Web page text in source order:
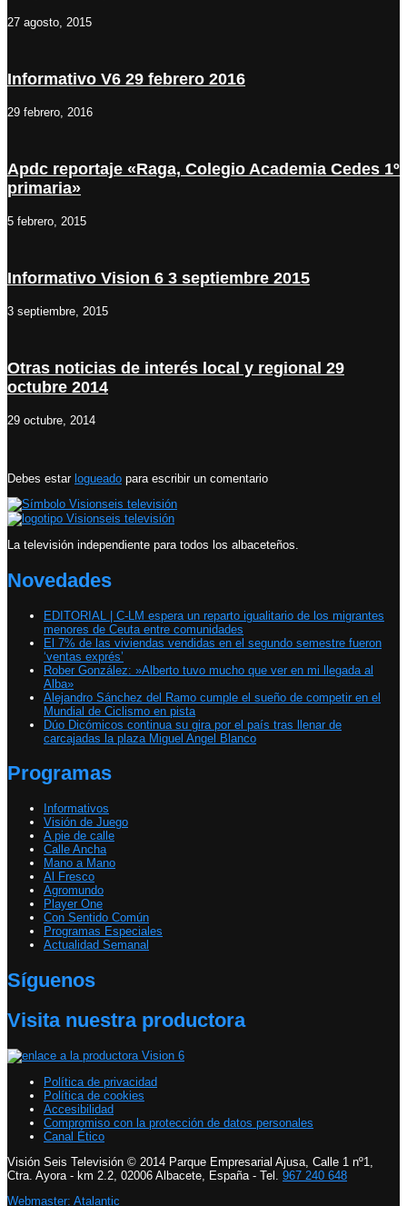
27 agosto, 2015
Informativo V6 29 febrero 2016
29 febrero, 2016
Apdc reportaje «Raga, Colegio Academia Cedes 1º
primaria»
5 febrero, 2015
Informativo Vision 6 3 septiembre 2015
3 septiembre, 2015
Otras noticias de interés local y regional 29
octubre 2014
29 octubre, 2014
Debes estar logueado para escribir un comentario
La televisión independiente para todos los albaceteños.
Novedades
EDITORIAL | C-LM espera un reparto igualitario de los migrantes
menores de Ceuta entre comunidades
El 7% de las viviendas vendidas en el segundo semestre fueron
‘ventas exprés’
Rober González: »Alberto tuvo mucho que ver en mi llegada al
Alba»
Alejandro Sánchez del Ramo cumple el sueño de competir en el
Mundial de Ciclismo en pista
Dúo Dicómicos continua su gira por el país tras llenar de
carcajadas la plaza Miguel Angel Blanco
Programas
Informativos
Visión de Juego
A pie de calle
Calle Ancha
Mano a Mano
Al Fresco
Agromundo
Player One
Con Sentido Común
Programas Especiales
Actualidad Semanal
Síguenos
Visita nuestra productora
Política de privacidad
Política de cookies
Accesibilidad
Compromiso con la protección de datos personales
Canal Ético
Visión Seis Televisión © 2014 Parque Empresarial Ajusa, Calle 1 nº1,
Ctra. Ayora - km 2.2, 02006 Albacete, España - Tel. 967 240 648
Webmaster: Atalantic